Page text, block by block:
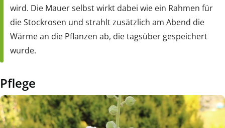
wird. Die Mauer selbst wirkt dabei wie ein Rahmen für
die Stockrosen und strahlt zusätzlich am Abend die
Wärme an die Pflanzen ab, die tagsüber gespeichert
wurde.
Pflege